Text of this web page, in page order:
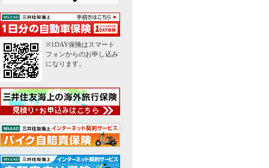
※1DAY保険はスマート
フォンからのお申し込み
になります。